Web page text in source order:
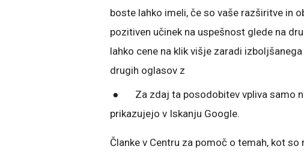
boste lahko imeli, če so vaše razširitve in
pozitiven učinek na uspešnost glede na
lahko cene na klik višje zaradi
drugih oglasov z
● Za zdaj ta posodobitev vpliva samo
prikazujejo v Iskanju Google.
Članke v Centru za pomoč o temah, kot